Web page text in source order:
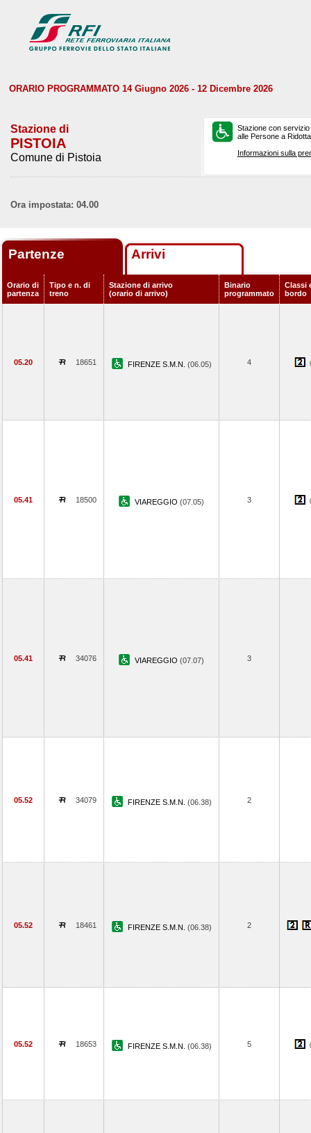
ORARIO PROGRAMMATO 14 Giugno 2026 - 12 Dicembre 2026
Stazione di
PISTOIA
Comune di Pistoia
Stazione con
alle Persone a
Informazioni sulla
Ora impostata: 04.00
Partenze Arrivi
Orario di
partenza
Tipo e n. di
treno
Stazione di arrivo
(orario di arrivo)
Binario
programmato
Classi
bordo
05.20 18651 FIRENZE S.M.N. (06.05) 4
05.41 18500 VIAREGGIO (07.05) 3
05.41 34076 VIAREGGIO (07.07) 3
05.52 34079 FIRENZE S.M.N. (06.38) 2
05.52 18461 FIRENZE S.M.N. (06.38) 2
05.52 18653 FIRENZE S.M.N. (06.38) 5